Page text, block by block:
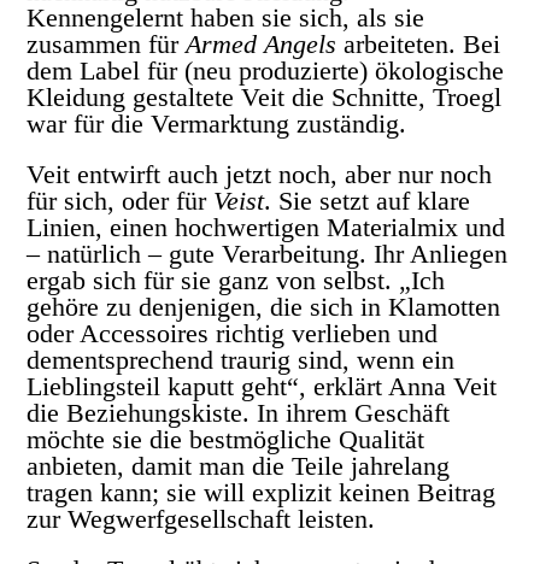
Kennengelernt haben sie sich, als sie
zusammen fürArmed Angels arbeiteten. Bei
dem Label für (neu produzierte) ökologische
Kleidung gestaltete Veit die Schnitte, Troegl
war für die Vermarktung zuständig.
Veit entwirft auch jetzt noch, aber nur noch
für sich, oder für Veist. Sie setzt auf klare
Linien, einen hochwertigen Materialmix und
– natürlich – gute Verarbeitung. Ihr Anliegen
ergab sich für sie ganz von selbst. „Ich
gehöre zu denjenigen, die sich in Klamotten
oder Accessoires richtig verlieben und
dementsprechend traurig sind, wenn ein
Lieblingsteil kaputt geht“, erklärt Anna Veit
die Beziehungskiste. In ihrem Geschäft
möchte sie die bestmögliche Qualität
anbieten, damit man die Teile jahrelang
tragen kann; sie will explizit keinen Beitrag
zur Wegwerfgesellschaft leisten.